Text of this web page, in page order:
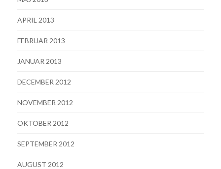
APRIL 2013
FEBRUAR 2013
JANUAR 2013
DECEMBER 2012
NOVEMBER 2012
OKTOBER 2012
SEPTEMBER 2012
AUGUST 2012